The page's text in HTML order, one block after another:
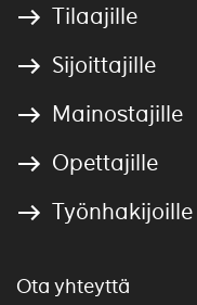
Tilaajille
Sijoittajille
Mainostajille
Opettajille
Työnhakijoille
Ota yhteyttä